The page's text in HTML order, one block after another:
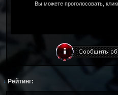
↓ Рейтинг: